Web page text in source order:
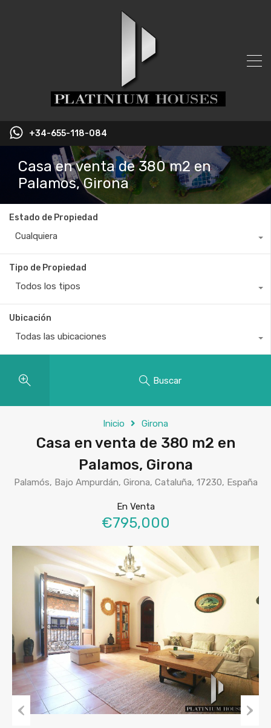
+34-655-118-084
Casa en venta de 380 m2 en
Palamos, Girona
Estado de Propiedad
Cualquiera
Tipo de Propiedad
Todos los tipos
Ubicación
Todas las ubicaciones
Buscar
Inicio Girona
Casa en venta de 380 m2 en
Palamos, Girona
Palamós, Bajo Ampurdán, Girona, Cataluña, 17230, España
En Venta
€795,000